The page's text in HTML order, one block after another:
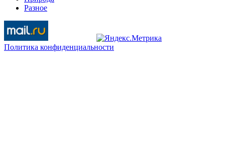
Разное
Политика конфиденциальности